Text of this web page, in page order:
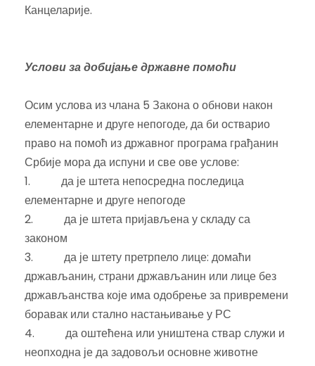
Канцеларије.
Услови за добијање државне помоћи
Осим услова из члана 5 Закона о обнови након
елементарне и друге непогоде, да би остварио
право на помоћ из државног програма грађанин
Србије мора да испуни и све ове услове:
1. да је штета непосредна последица
елементарне и друге непогоде
2. да је штета пријављена у складу са
законом
3. да је штету претрпело лице: домаћи
држављанин, страни држављанин или лице без
држављанства које има одобрење за привремени
боравак или стално настањивање у РС
4. да оштећена или уништена ствар служи и
неопходна је да задовољи основне животне